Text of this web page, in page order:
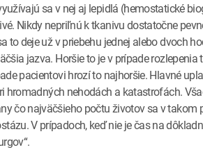
sa v nej aj lepidlá (hemostatické
Nikdy nepriľnú k tkanivu dostatočne
to deje už v priebehu jednej alebo dvoch
jazva. Horšie to je v prípade
pacientovi hrozí to najhoršie. Hlavné
hromadných nehodách a katastrofách.
čo najväčšieho počtu životov sa v takom
V prípadoch, keď nie je čas na